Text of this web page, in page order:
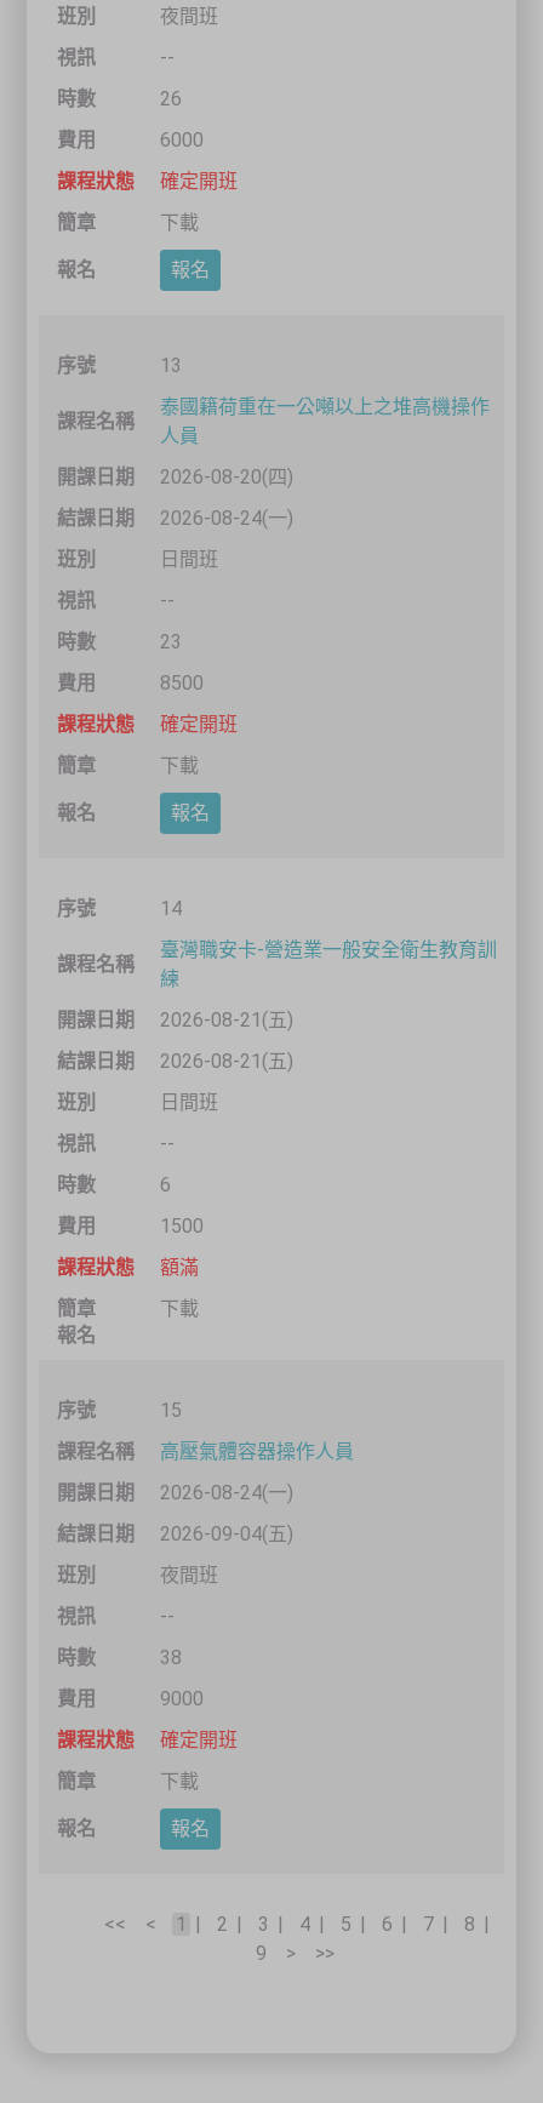
夜間班
--
26
6000
確定開班
下載
報名
13
泰國籍荷重在一公噸以上之堆高機操作
人員
2026-08-20(四)
2026-08-24(一)
日間班
--
23
8500
確定開班
下載
報名
14
臺灣職安卡-營造業一般安全衛生教育訓
練
2026-08-21(五)
2026-08-21(五)
日間班
--
6
1500
額滿
下載
15
高壓氣體容器操作人員
2026-08-24(一)
2026-09-04(五)
夜間班
--
38
9000
確定開班
下載
報名
<< 1 2 3 4 5 6 7 8
9
>>